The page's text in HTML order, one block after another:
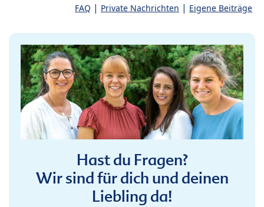
FAQ | Private Nachrichten | Eigene Beiträge
Hast du Fragen?
Wir sind für dich und deinen
Liebling da!